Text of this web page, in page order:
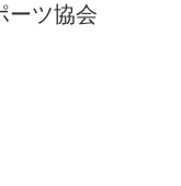
ーツ協会